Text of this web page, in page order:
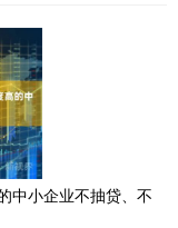
中小企业不抽贷、不